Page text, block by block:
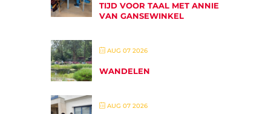
TIJD VOOR TAAL MET ANNIE
VAN GANSEWINKEL
AUG 07 2026
WANDELEN
AUG 07 2026